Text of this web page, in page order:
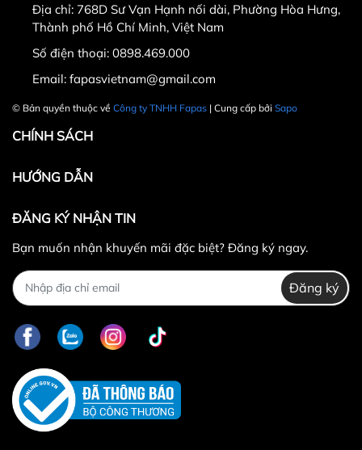
Địa chỉ: 768D Sư Vạn Hạnh nối dài, Phường Hòa Hưng,
Thành phố Hồ Chí Minh, Việt Nam
Số điện thoại: 0898.469.000
Email: fapasvietnam@gmail.com
© Bản quyền thuộc về Công ty TNHH Fapas | Cung cấp bởi Sapo
CHÍNH SÁCH
HƯỚNG DẪN
ĐĂNG KÝ NHẬN TIN
Bạn muốn nhận khuyến mãi đặc biệt? Đăng ký ngay.
Đăng ký